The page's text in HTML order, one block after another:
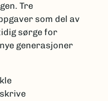
Tre
som del av
sørge for
generasjoner